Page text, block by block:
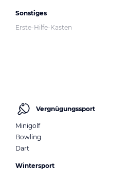
Sonstiges
Erste-Hilfe-Kasten
Vergnügungssport
Minigolf
Bowling
Dart
Wintersport